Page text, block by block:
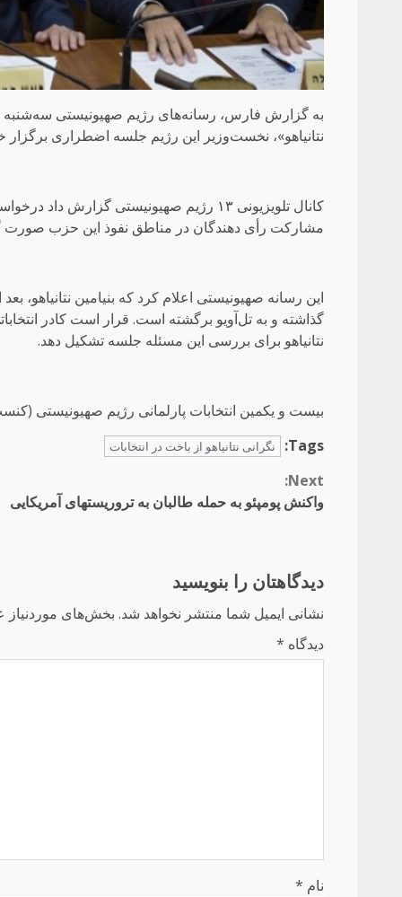
نتانیاهو»، نخست‌وزیر این رژیم جلسه اضطراری برگزار
کانال تلویزیونی ۱۳ رژیم صهیونیستی
مشارکت رأی دهندگان در مناطق نفوذ این حزب
این رسانه صهیونیستی اعلام کرد که بنیامین نتانیاهو،
گذاشته و به تل‌آویو برگشته است. قرار است کادر
نتانیاهو برای بررسی این مسئله جلسه تشکیل دهد.
بیست و یکمین انتخابات پارلمانی رژیم
Tags:
نگرانی نتانیاهو از باخت در انتخابات
Continue
Reading
Next:
واکنش پومپئو به حمله طالبان به تروریستهای آمریکایی
دیدگاهتان را بنویسید
نشانی ایمیل شما منتشر نخواهد شد. بخش‌های موردنیاز
دیدگاه *
نام *